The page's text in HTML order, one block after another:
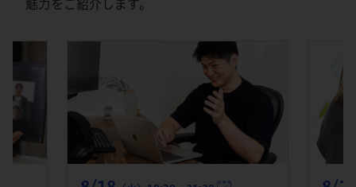
魅力をご紹介します。